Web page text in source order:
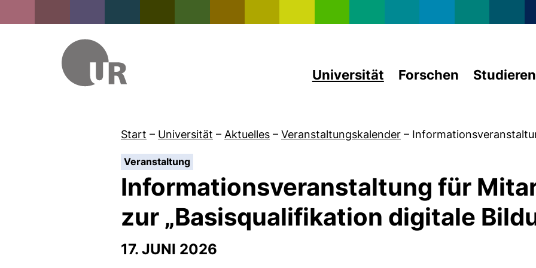
Universität Forschen Studieren
Start – Universität – Aktuelles – Veranstaltungskalender –
Veranstaltung:
Informationsveranstaltung für
zur „Basisqualifikation digitale
17. JUNI 2026